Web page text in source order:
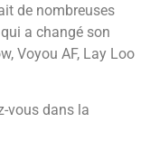
de nombreuses
a changé son
Voyou AF, Lay Loo
vous dans la